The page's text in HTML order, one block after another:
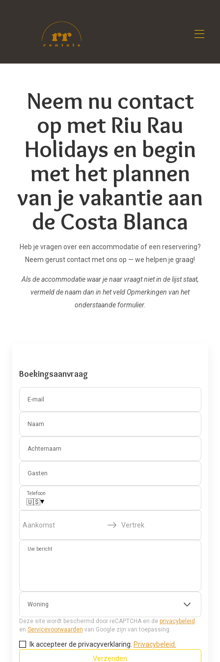
Contact
Blog
Neem nu contact
op met Riu Rau
Holidays en begin
met het plannen
van je vakantie aan
de Costa Blanca
Heb je vragen over een accommodatie of een reservering?
Neem gerust contact met ons op — we helpen je graag!
Als de accommodatie waar je naar vraagt niet in de lijst staat,
vermeld de naam dan in het veld Opmerkingen van het
onderstaande formulier.
Boekingsaanvraag
E-mail
Naam
Achternaam
Gasten
Telefoon
🇺🇸▾
Aankomst Vertrek
Uw bericht
Woning
Deze site wordt beschermd door reCAPTCHA en de privacybeleid
en Servicevoorwaarden van Google zijn van toepassing.
Ik accepteer de privacyverklaring. Privacybeleid.
Verzenden